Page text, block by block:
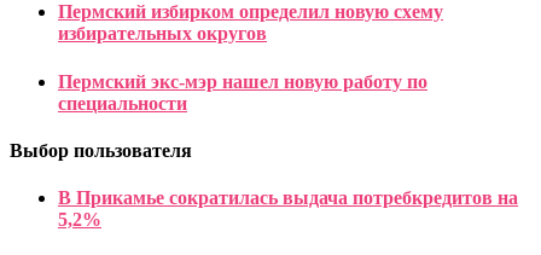
Пермский избирком определил новую схему
избирательных округов
Пермский экс-мэр нашел новую работу по
специальности
Выбор пользователя
В Прикамье сократилась выдача потребкредитов на
5,2%